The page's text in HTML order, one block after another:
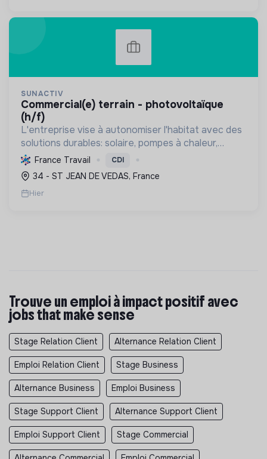
SUNACTIV
commercial(e) terrain - photovoltaïque
(h/f)
L'entreprise vise à autonomiser l'habitat avec des
solutions durables: solaire, pompes à chaleur,
isolation, etc. Elle aide à réduire l'empreinte
carbone et les factures énergétiques. Elle détient
le ...
France Travail CDI
34 - ST JEAN DE VEDAS, France
Hier
Trouve un emploi à impact positif avec
jobs that make sense
Stage Relation Client Alternance Relation Client
Emploi Relation Client Stage Business
Alternance Business Emploi Business
Stage Support Client Alternance Support Client
Emploi Support Client Stage Commercial